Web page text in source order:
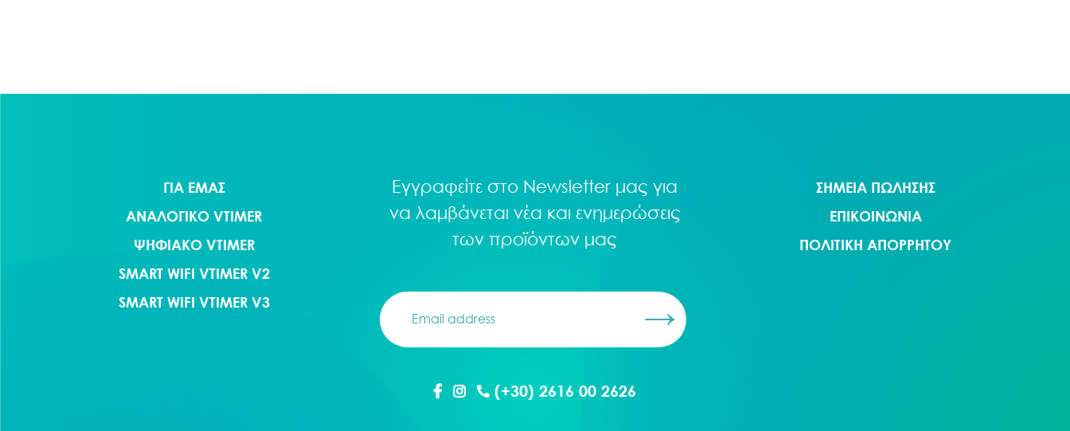
ΓΙΑ ΕΜΑΣ
ΑΝΑΛΟΓΙΚΟ VTIMER
ΨΗΦΙΑΚΟ VTIMER
SMART WIFI VTIMER V2
SMART WIFI VTIMER V3
Εγγραφείτε στο Newsletter μας για
να λαμβάνεται νέα και ενημερώσεις
των προϊόντων μας
(+30) 2616 00 2626
ΣΗΜΕΙΑ ΠΩΛΗΣΗΣ
ΕΠΙΚΟΙΝΩΝΙΑ
ΠΟΛΙΤΙΚΗ ΑΠΟΡΡΗΤΟΥ